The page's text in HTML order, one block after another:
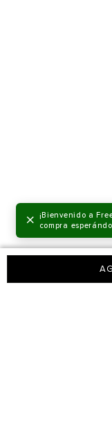
×
¡Bienvenido a
compra